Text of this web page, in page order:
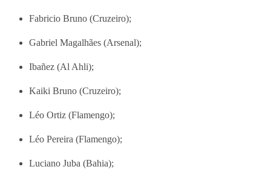
Fabricio Bruno (Cruzeiro);
Gabriel Magalhães (Arsenal);
Ibañez (Al Ahli);
Kaiki Bruno (Cruzeiro);
Léo Ortiz (Flamengo);
Léo Pereira (Flamengo);
Luciano Juba (Bahia);